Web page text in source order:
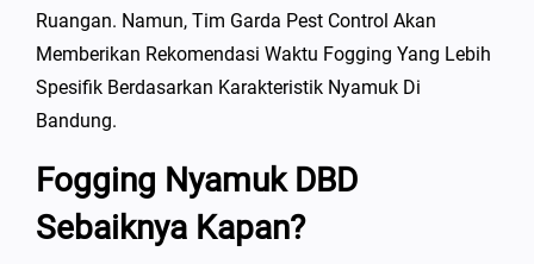
Ruangan. Namun, Tim Garda Pest Control Akan
Memberikan Rekomendasi Waktu Fogging Yang Lebih
Spesifik Berdasarkan Karakteristik Nyamuk Di
Bandung.
Fogging Nyamuk DBD
Sebaiknya Kapan?